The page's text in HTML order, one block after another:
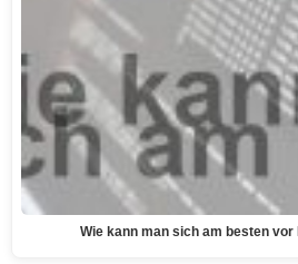
Wie kann man sich am besten vor